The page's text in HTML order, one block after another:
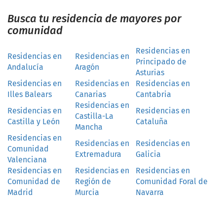
Busca tu residencia de mayores por
comunidad
Residencias en
Andalucía
Residencias en
Aragón
Residencias en
Principado de
Asturias
Residencias en
Illes Balears
Residencias en
Canarias
Residencias en
Cantabria
Residencias en
Castilla y León
Residencias en
Castilla-La
Mancha
Residencias en
Cataluña
Residencias en
Comunidad
Valenciana
Residencias en
Extremadura
Residencias en
Galicia
Residencias en
Comunidad de
Madrid
Residencias en
Región de
Murcia
Residencias en
Comunidad Foral de
Navarra